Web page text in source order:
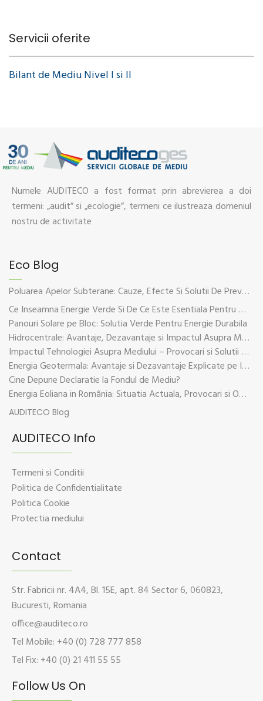
Servicii oferite
Bilant de Mediu Nivel I si II
Numele AUDITECO a fost format prin abrevierea a doi
termeni: „audit” si „ecologie”, termeni ce ilustreaza domeniul
nostru de activitate
Eco Blog
Poluarea Apelor Subterane: Cauze, Efecte Si Solutii De Prevenire
Ce Inseamna Energie Verde Si De Ce Este Esentiala Pentru Viitorul Planetei
Panouri Solare pe Bloc: Solutia Verde Pentru Energie Durabila
Hidrocentrale: Avantaje, Dezavantaje si Impactul Asupra Mediului
Impactul Tehnologiei Asupra Mediului – Provocari si Solutii Sustenabile
Energia Geotermala: Avantaje si Dezavantaje Explicate pe Intelesul Tuturor
Cine Depune Declaratie la Fondul de Mediu?
Energia Eoliana in România: Situatia Actuala, Provocari si Oportunitati
AUDITECO Blog
AUDITECO Info
Termeni si Conditii
Politica de Confidentialitate
Politica Cookie
Protectia mediului
Contact
Str. Fabricii nr. 4A4, Bl. 15E, apt. 84 Sector 6, 060823,
Bucuresti, Romania
office@auditeco.ro
Tel Mobile: +40 (0) 728 777 858
Tel Fix: +40 (0) 21 411 55 55
Follow Us On